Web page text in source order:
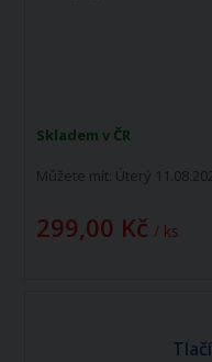
Skladem v ČR
Můžete mít: Úterý
299,00 Kč / ks